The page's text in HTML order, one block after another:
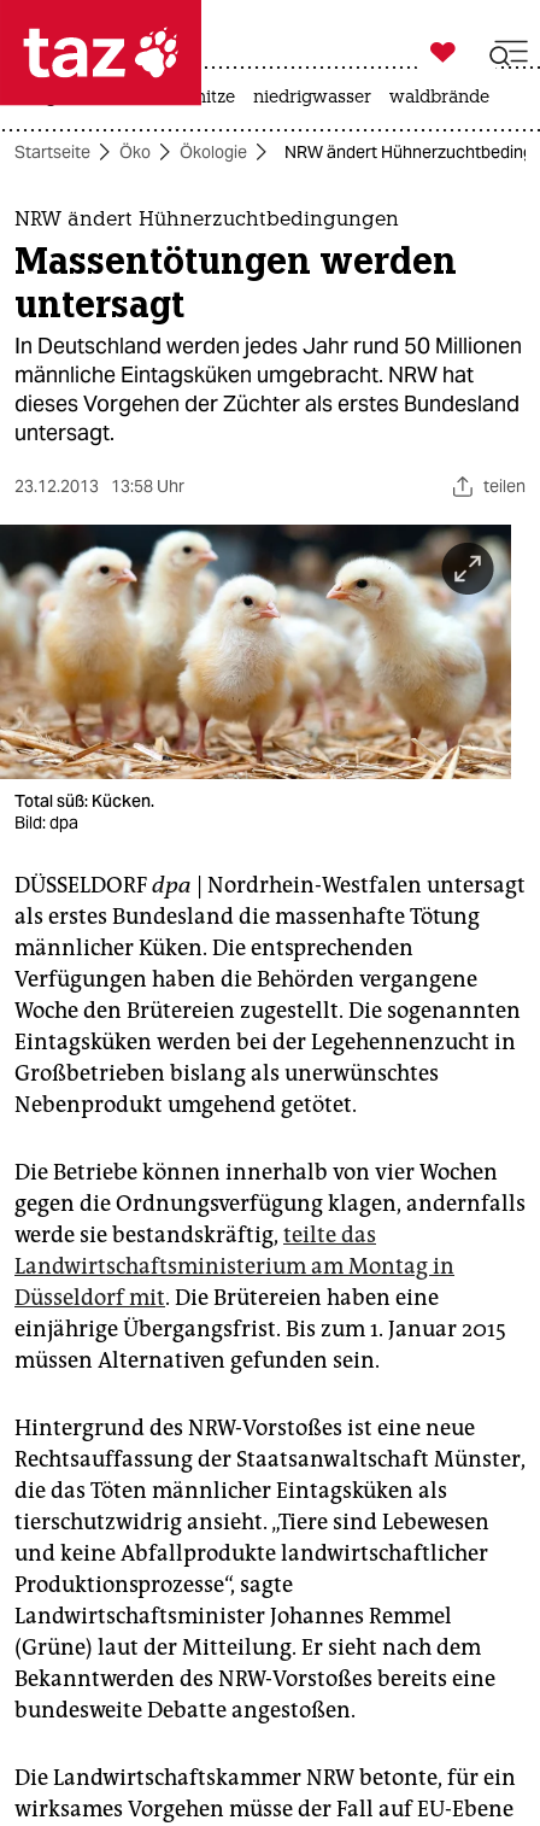
 taz zahl ich
taz zahl ich
themen
politik
öko
gesellschaft
kultur
sport
nord
wahrheit
verlag
verlag
veranstaltungen
fragen & hilfe
unterstützen
abo
genossenschaft
epaper login

taz zahl ich
hitze niedrigwasser waldbrände
Startseite Öko Ökologie NRW ändert
NRW ändert Hühnerzuchtbedingungen
Massentötungen werden
untersagt
In Deutschland werden jedes Jahr rund 50 Millionen
männliche Eintagsküken umgebracht. NRW hat
dieses Vorgehen der Züchter als erstes Bundesland
untersagt.
23.12.2013 13:58 Uhr teilen
Total süß: Kücken.
Bild: dpa
DÜSSELDORFdpa | Nordrhein-Westfalen untersagt
als erstes Bundesland die massenhafte Tötung
männlicher Küken. Die entsprechenden
Verfügungen haben die Behörden vergangene
Woche den Brütereien zugestellt. Die sogenannten
Eintagsküken werden bei der Legehennenzucht in
Großbetrieben bislang als unerwünschtes
Nebenprodukt umgehend getötet.
Die Betriebe können innerhalb von vier Wochen
gegen die Ordnungsverfügung klagen, andernfalls
werde sie bestandskräftig, teilte das
Landwirtschaftsministerium am Montag in
Düsseldorf mit. Die Brütereien haben eine
einjährige Übergangsfrist. Bis zum 1. Januar 2015
müssen Alternativen gefunden sein.
Hintergrund des NRW-Vorstoßes ist eine neue
Rechtsauffassung der Staatsanwaltschaft Münster,
die das Töten männlicher Eintagsküken als
tierschutzwidrig ansieht. „Tiere sind Lebewesen
und keine Abfallprodukte landwirtschaftlicher
Produktionsprozesse“, sagte
Landwirtschaftsminister Johannes Remmel
(Grüne) laut der Mitteilung. Er sieht nach dem
Bekanntwerden des NRW-Vorstoßes bereits eine
bundesweite Debatte angestoßen.
Die Landwirtschaftskammer NRW betonte, für ein
wirksames Vorgehen müsse der Fall auf EU-Ebene